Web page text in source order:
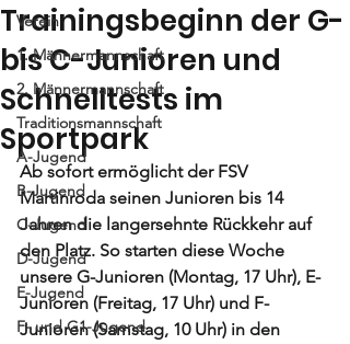
Verein
1. Männermannschaft
2. Männermannschaft
Traditionsmannschaft
A-Jugend
B-Jugend
C-Jugend
D-Jugend
E-Jugend
F- und G1-Jugend
Trainingsbeginn der G-
bis C-Junioren und
Schnelltests im
Sportpark
Ab sofort ermöglicht der FSV
Martinroda seinen Junioren bis 14
Jahren die langersehnte Rückkehr auf
den Platz. So starten diese Woche
unsere G-Junioren (Montag, 17 Uhr), E-
Junioren (Freitag, 17 Uhr) und F-
Junioren (Samstag, 10 Uhr) in den